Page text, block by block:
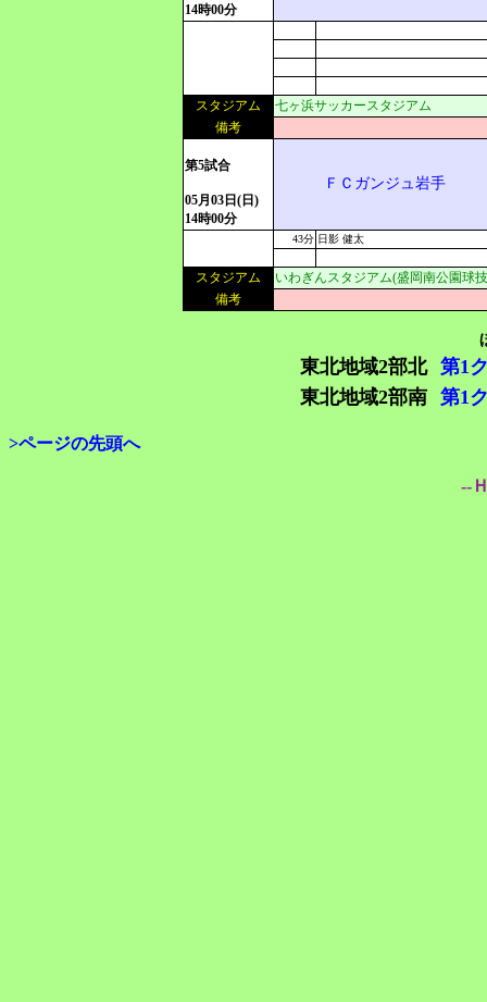
14時00分
スタジアム
七ヶ浜サッカースタジアム
備考
第5試合
05月03日(日)
14時00分
ＦＣガンジュ岩手
43分 日影 健太
スタジアム
いわぎんスタジアム(盛岡南公園球
備考
東北地域2部北
第1
東北地域2部南
第1
>ページの先頭へ
--